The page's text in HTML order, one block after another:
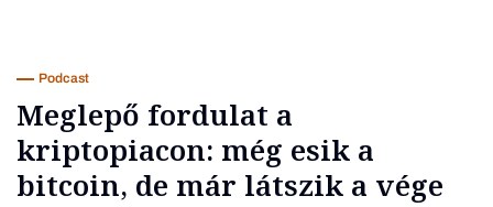
Podcast
Meglepő fordulat a
kriptopiacon: még esik a
bitcoin, de már látszik a vége